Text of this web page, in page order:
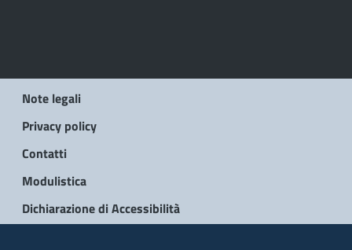
Note legali
Privacy policy
Contatti
Modulistica
Dichiarazione di Accessibilità